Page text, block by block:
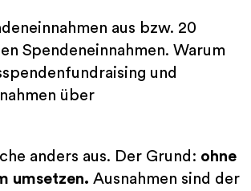
aus bzw. 20
Spendeneinnahmen. Warum
und
über
anders aus. Der Grund: ohne
umsetzen. Ausnahmen sind der